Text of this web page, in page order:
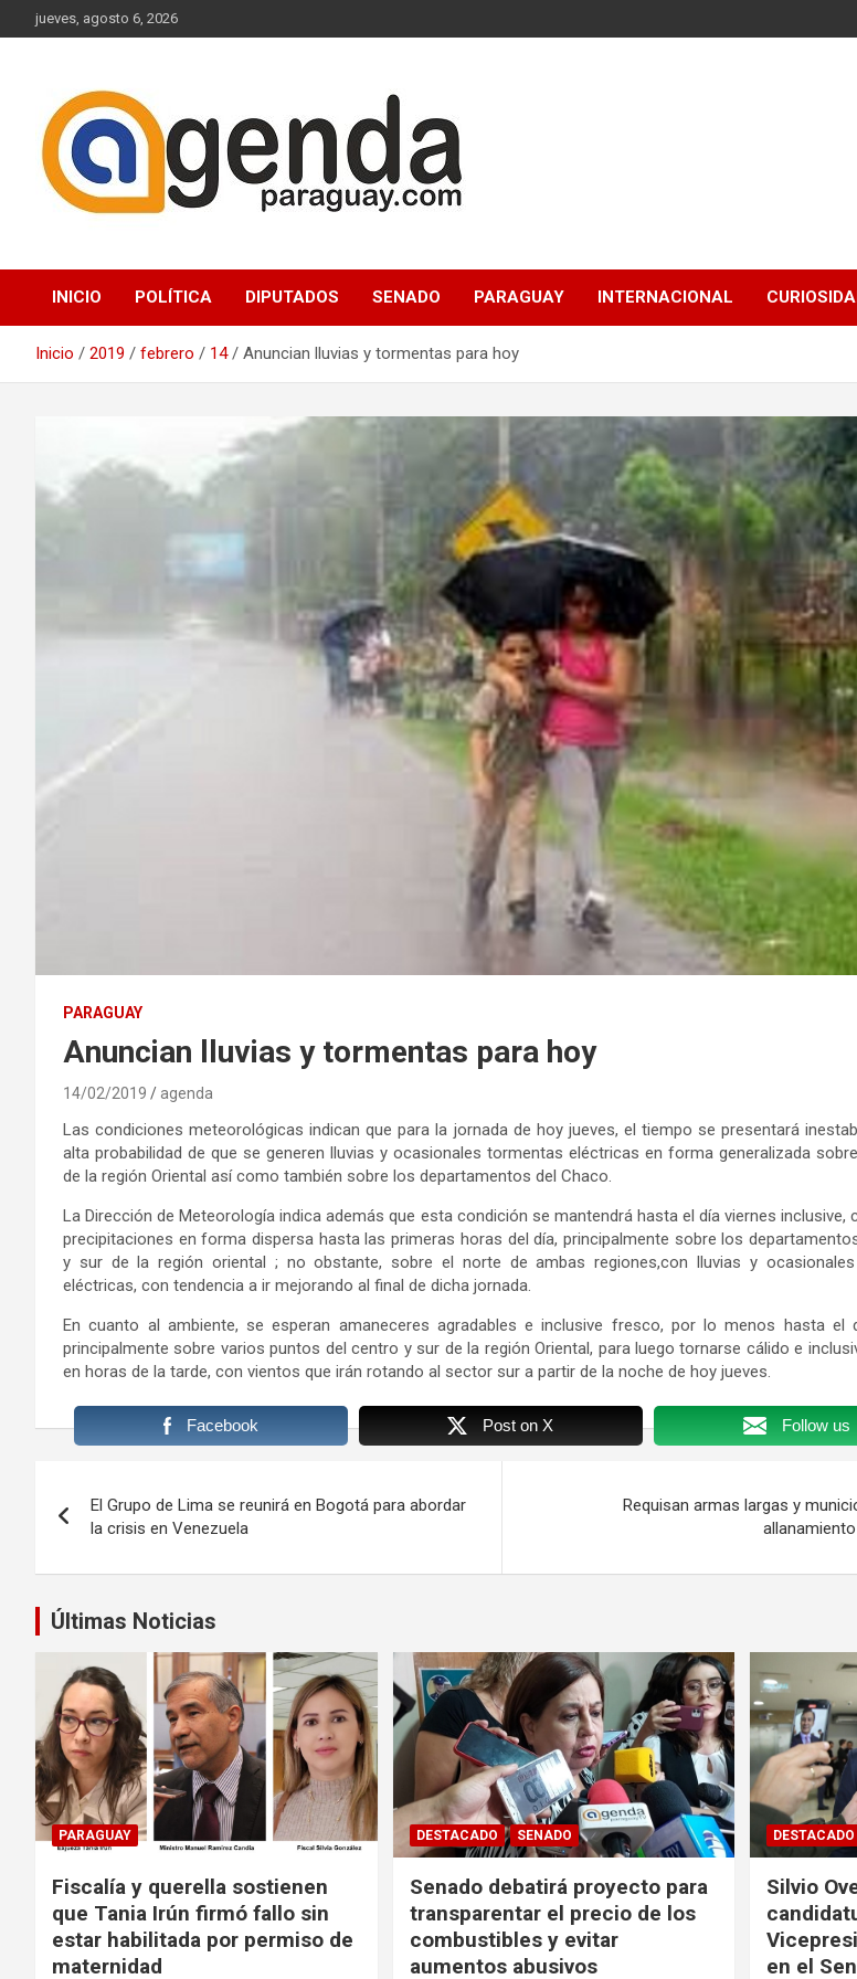
Saltar
al
jueves, agosto 6, 2026
Agenda Paraguay
INICIO POLÍTICA DIPUTADOS SENADO PARAGUAY INTERNACIONAL
Inicio 2019 febrero 14 Anuncian lluvias y tormentas para hoy
PARAGUAY
Anuncian lluvias y tormentas para hoy
14/02/2019 agenda
Las condiciones meteorológicas indican que para la jornada de hoy jueves, el tiempo se presentará
alta probabilidad de que se generen lluvias y ocasionales tormentas eléctricas en forma generalizada
de la región Oriental así como también sobre los departamentos del Chaco.
La Dirección de Meteorología indica además que esta condición se mantendrá hasta el día viernes inclusive,
precipitaciones en forma dispersa hasta las primeras horas del día, principalmente sobre los
y sur de la región oriental ; no obstante, sobre el norte de ambas regiones,con lluvias y
eléctricas, con tendencia a ir mejorando al final de dicha jornada.
En cuanto al ambiente, se esperan amaneceres agradables e inclusive fresco, por lo menos hasta el
principalmente sobre varios puntos del centro y sur de la región Oriental, para luego tornarse cálido e
en horas de la tarde, con vientos que irán rotando al sector sur a partir de la noche de hoy jueves.
Facebook Post on X Follow us
de
entradas
El Grupo de Lima se reunirá en Bogotá para abordar
la crisis en Venezuela
Requisan armas largas y
Últimas Noticias
PARAGUAY
Fiscalía y querella sostienen
que Tania Irún firmó fallo sin
estar habilitada por permiso de
maternidad
DESTACADO SENADO
Senado debatirá proyecto para
transparentar el precio de los
combustibles y evitar
aumentos abusivos
DESTACADO
Silvio
en el